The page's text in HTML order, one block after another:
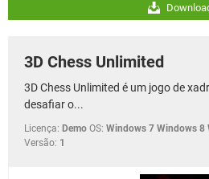
3D Chess Unlimited
3D Chess Unlimited é um jogo de
desafiar o...
Licença: Demo OS: Windows 7 Windows 8
Versão: 1